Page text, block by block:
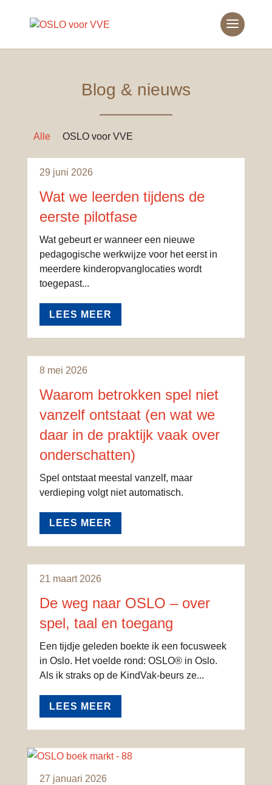
Blog & nieuws
Alle OSLO voor VVE
29 juni 2026
Wat we leerden tijdens de
eerste pilotfase
Wat gebeurt er wanneer een nieuwe
pedagogische werkwijze voor het eerst in
meerdere kinderopvanglocaties wordt
toegepast...
LEES MEER
8 mei 2026
Waarom betrokken spel niet
vanzelf ontstaat (en wat we
daar in de praktijk vaak over
onderschatten)
Spel ontstaat meestal vanzelf, maar
verdieping volgt niet automatisch.
LEES MEER
21 maart 2026
De weg naar OSLO – over
spel, taal en toegang
Een tijdje geleden boekte ik een focusweek
in Oslo. Het voelde rond: OSLO® in Oslo.
Als ik straks op de KindVak-beurs ze...
LEES MEER
27 januari 2026